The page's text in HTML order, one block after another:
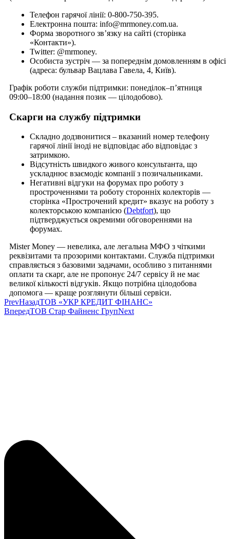
Телефон гарячої лінії: 0-800-750-395.
Електронна пошта: info@mrmoney.com.ua.
Форма зворотного зв’язку на сайті (сторінка
«Контакти»).
Twitter: @mrmoney.
Особиста зустріч — за попереднім домовленням в офісі
(адреса: бульвар Вацлава Гавела, 4, Київ).
Графік роботи служби підтримки: понеділок–п’ятниця
09:00–18:00 (надання позик — цілодобово).
Скарги на службу підтримки
Складно додзвонитися – вказаний номер телефону
гарячої лінії іноді не відповідає або відповідає з
затримкою.
Відсутність швидкого живого консультанта, що
ускладнює взаємодіє компанії з позичальниками.
Негативні відгуки на форумах про роботу з
простроченнями та роботу сторонніх колекторів —
сторінка «Прострочений кредит» вказує на роботу з
колекторською компанією (Debtfort), що
підтверджується окремими обговореннями на
форумах.
Mister Money — невелика, але легальна МФО з чіткими
реквізитами та прозорими контактами. Служба підтримки
справляється з базовими задачами, особливо з питаннями
оплати та скарг, але не пропонує 24/7 сервісу й не має
великої кількості відгуків. Якщо потрібна цілодобова
допомога — краще розглянути більші сервіси.
PrevНазадТОВ «УКР КРЕДИТ ФІНАНС»
ВпередТОВ Стар Файненс ГрупNext